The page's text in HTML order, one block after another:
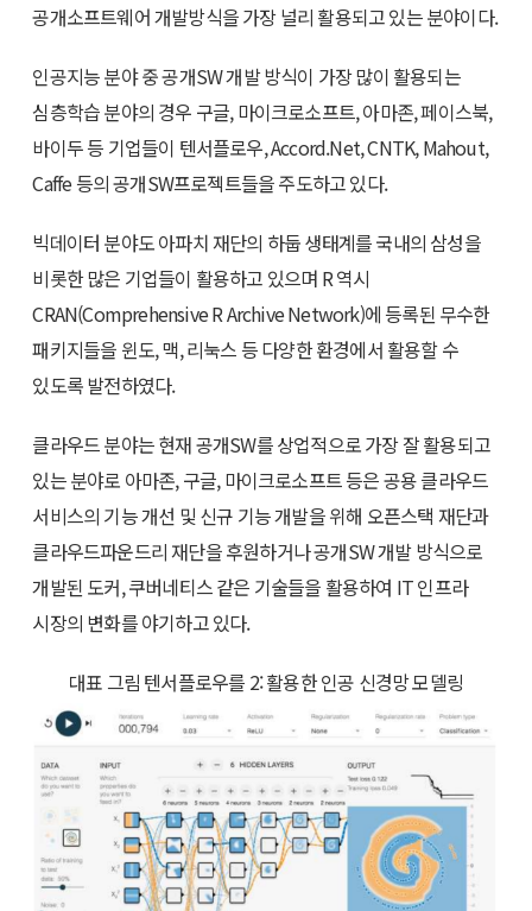
공개소프트웨어 개발방식을 가장 널리 활용되고 있는 분야이다.
인공지능 분야 중 공개SW 개발 방식이 가장 많이 활용되는
심층학습 분야의 경우 구글, 마이크로소프트, 아마존, 페이스북,
바이두 등 기업들이 텐서플로우, Accord.Net, CNTK, Mahout,
Caffe 등의 공개SW프로젝트들을 주도하고 있다.
빅데이터 분야도 아파치 재단의 하둡 생태계를 국내의 삼성을
비롯한 많은 기업들이 활용하고 있으며 R 역시
CRAN(Comprehensive R Archive Network)에 등록된 무수한
패키지들을 윈도, 맥, 리눅스 등 다양한 환경에서 활용할 수
있도록 발전하였다.
클라우드 분야는 현재 공개SW를 상업적으로 가장 잘 활용되고
있는 분야로 아마존, 구글, 마이크로소프트 등은 공용 클라우드
서비스의 기능 개선 및 신규 기능 개발을 위해 오픈스택 재단과
클라우드파운드리 재단을 후원하거나 공개SW 개발 방식으로
개발된 도커, 쿠버네티스 같은 기술들을 활용하여 IT 인프라
시장의 변화를 야기하고 있다.
대표 그림 텐서플로우를 2: 활용한 인공 신경망 모델링